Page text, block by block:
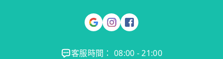
客服時間： 08:00 - 21:00